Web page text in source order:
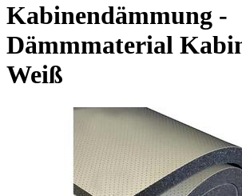
Kabinendämmung -
Dämmmaterial
Weiß